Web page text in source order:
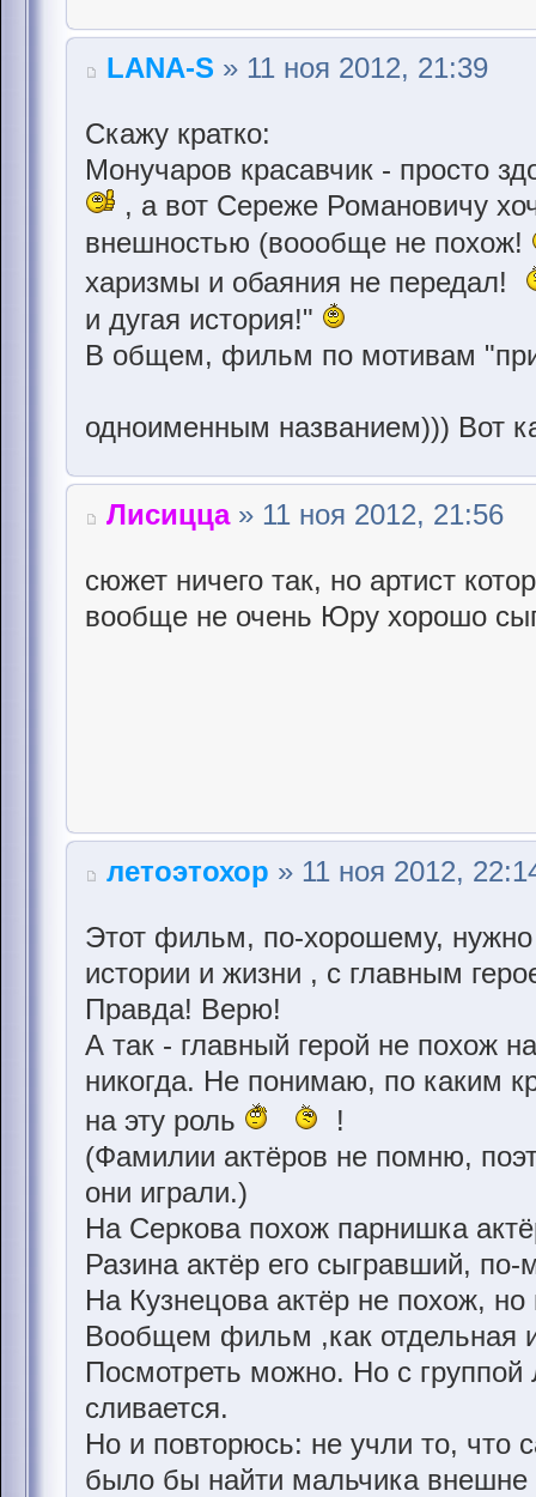
LANA-S » 11 ноя 2012, 21:39
Скажу кратко:
Монучаров красавчик - просто
, а вот Сереже Романовичу
внешностью (воообще не похож!
харизмы и обаяния не передал!
и дугая история!"
В общем, фильм по мотивам
одноименным названием))) Вот
Лисицца» 11 ноя 2012, 21:56
сюжет ничего так, но артист
вообще не очень Юру хорошо
летоэтохор » 11 ноя 2012,
Этот фильм, по-хорошему,
истории и жизни , с главным
Правда! Верю!
А так - главный герой не похож
никогда. Не понимаю, по каким
на эту роль
!
(Фамилии актёров не помню,
они играли.)
На Серкова похож парнишка
Разина актёр его сыгравший,
На Кузнецова актёр не похож,
Вообщем фильм ,как отдельная
Посмотреть можно. Но с
сливается.
Но и повторюсь: не учли то,
было бы найти мальчика